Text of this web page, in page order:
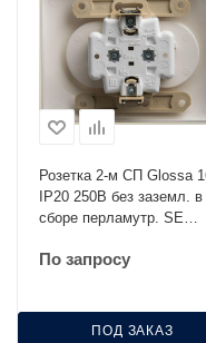
Розетка 2-м СП Glossa
IP20 250В без заземл. в
сборе перламутр. SE
По запросу
ПОД ЗАКАЗ